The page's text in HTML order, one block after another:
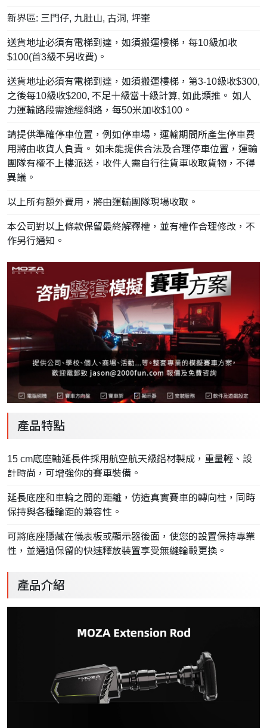
新界區: 三門仔, 九肚山, 古洞, 坪輋
送貨地址必須有電梯到達，如須搬運樓梯，每10級加收
$100(首3級不另收費)。
送貨地址必須有電梯到達，如須搬運樓梯，第3-10級收$300,
之後每10級收$200, 不足十級當十級計算, 如此類推。 如人
力運輸路段需途經斜路，每50米加收$100。
請提供準確停車位置，例如停車場，運輸期間所產生停車費
用將由收貨人負責。 如未能提供合法及合理停車位置，運輸
團隊有權不上樓派送，收件人需自行往貨車收取貨物，不得
異議。
以上所有額外費用，將由運輸團隊現場收取。
本公司對以上條款保留最終解釋權，並有權作合理修改，不
作另行通知。
產品特點
15 cm底座軸延長件採用航空航天級鋁材製成，重量輕、設
計時尚，可增強你的賽車裝備。
延長底座和車輪之間的距離，仿造真實賽車的轉向柱，同時
保持與各種輪距的兼容性。
可將底座隱藏在儀表板或顯示器後面，使您的設置保持專業
性，並通過保留的快速釋放裝置享受無縫輪轂更換。
產品介紹